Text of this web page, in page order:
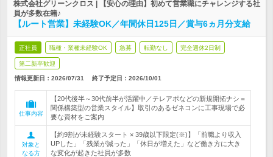
株式会社グリーンクロス | 【安心の理由】初めて営業職にチャレンジする社
員が多数在籍♪
【ルート営業】未経験OK／年間休日125日／賞与6ヵ月分支給
正社員 職種・業種未経験OK 急募 転勤なし 完全週休2日制
第二新卒歓迎
情報更新日：2026/07/31 終了予定日： 2026/10/01
仕事内容
【20代後半～30代前半が活躍中／テレアポなどの新規開拓ナシ＝
関係構築型の営業スタイル】取引のあるゼネコンに工事現場で必
要な資材をご案内
対象と
なる方
【約9割が未経験スタート × 39歳以下限定(※)】「前職より収入
UPした」「残業が減った」「休日が増えた」など働き方に大き
な変化が起きた社員が多数